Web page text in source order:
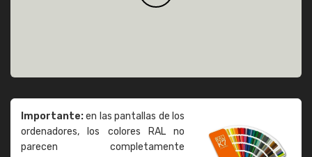
Importante:en las pantallas de los
ordenadores, los colores RAL no
parecen completamente